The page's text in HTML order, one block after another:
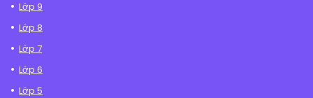
Lớp 9
Lớp 8
Lớp 7
Lớp 6
Lớp 5